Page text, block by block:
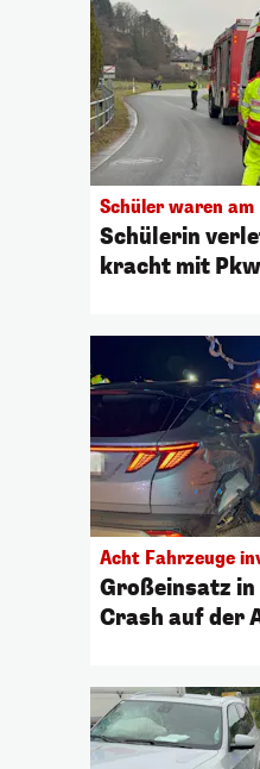
Schüler waren am
Schülerin
kracht mit
Acht Fahrzeuge
Großeinsatz in
Crash auf der